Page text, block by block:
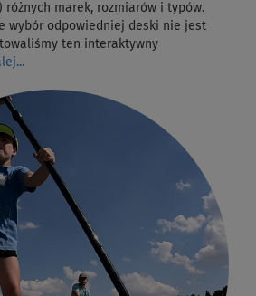
różnych marek, rozmiarów i typów.
wybór odpowiedniej deski nie jest
ten interaktywny